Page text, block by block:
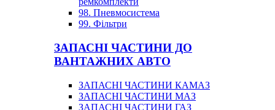
98. Пневмосистема
99. Фільтри
ЗАПАСНІ ЧАСТИНИ ДО
ВАНТАЖНИХ АВТО
ЗАПАСНІ ЧАСТИНИ КАМАЗ
ЗАПАСНІ ЧАСТИНИ МАЗ
ЗАПАСНІ ЧАСТИНИ ГАЗ